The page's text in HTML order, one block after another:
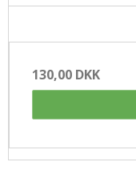
130,00 DKK